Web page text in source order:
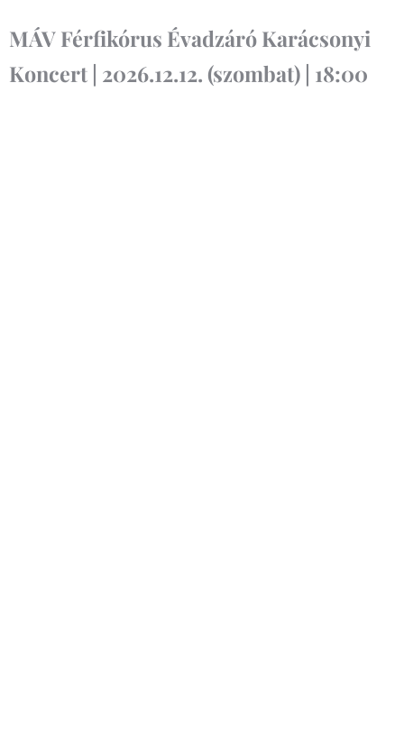
MÁV Férfikórus Évadzáró Karácsonyi
Koncert | 2026.12.12. (szombat) | 18:00